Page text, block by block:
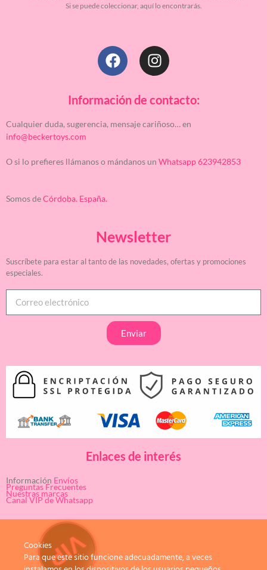
Si se puede coleccionar, aquí lo encontrarás.
Información de contacto:
Cualquier duda, sugerencia, mensaje cariñoso… en
info@beckertoys.com
O si lo prefieres llámanos o mándanos un Whatsapp 623942853
Somos deCórdoba. España.
Newsletter
Suscríbete para estar al tanto de las novedades, ofertas y promociones
especiales.
Enviar
Enlaces de interés
Información Envíos
Preguntas Frecuentes
Nuestras marcas
Canal VIP de Whatsapp
Cookies
Para que este sitio funcione adecuadamente, a veces